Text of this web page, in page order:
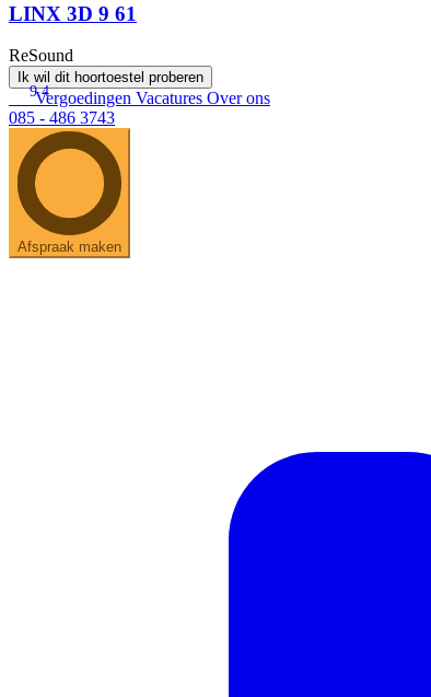
LINX 3D 9 61
ReSound
Ik wil dit hoortoestel proberen
9.4
Vergoedingen Vacatures Over ons
085 - 486 3743
Afspraak maken